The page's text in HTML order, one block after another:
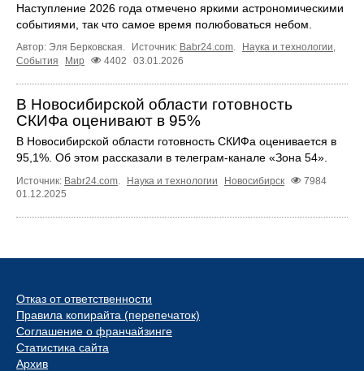
Наступление 2026 года отмечено яркими астрономическими
событиями, так что самое время полюбоваться небом.
Автор: Эля Берковская. Источник: Babr24.com. Наука и технологии,
События
Мир 4402 03.01.2026
В Новосибирской области готовность
СКИФа оценивают в 95%
В Новосибирской области готовность СКИФа оценивается в
95,1%. Об этом рассказали в телеграм-канале «Зона 54».
Источник: Babr24.com. Наука и технологии Новосибирск
7984
01.12.2025
Отказ от ответственности
Правила копирайта (перепечаток)
Соглашение о франчайзинге
Статистика сайта
Архив